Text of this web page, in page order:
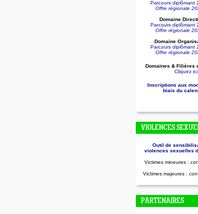
Parcours diplômant
Offre régionale
Domaine
Parcours diplômant
Offre régionale
Domaine
Parcours diplômant
Offre régionale
Domaines & Filières
Cliquez ici
Inscriptions aux
biais du
VIOLENCES
Outil de
violences sexuelles
Victimes mineures :
Victimes majeures :
PARTENAIRES